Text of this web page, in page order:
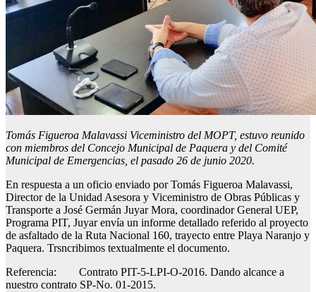
Tomás Figueroa Malavassi Viceministro del MOPT, estuvo reunido
con miembros del Concejo Municipal de Paquera y del Comité
Municipal de Emergencias, el pasado 26 de junio 2020.
En respuesta a un oficio enviado por Tomás Figueroa Malavassi,
Director de la Unidad Asesora y Viceministro de Obras Públicas y
Transporte a José Germán Juyar Mora, coordinador General UEP,
Programa PIT, Juyar envía un informe detallado referido al proyecto
de asfaltado de la Ruta Nacional 160, trayecto entre Playa Naranjo y
Paquera. Trsncribimos textualmente el documento.
Referencia: Contrato PIT-5-LPI-O-2016. Dando alcance a
nuestro contrato SP-No. 01-2015.